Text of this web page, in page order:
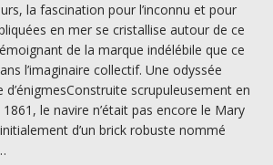
la fascination pour l’inconnu et pour
en mer se cristallise autour de ce
de la marque indélébile que ce
l’imaginaire collectif. Une odyssée
scrupuleusement en
le navire n’était pas encore le Mary
d’un brick robuste nommé